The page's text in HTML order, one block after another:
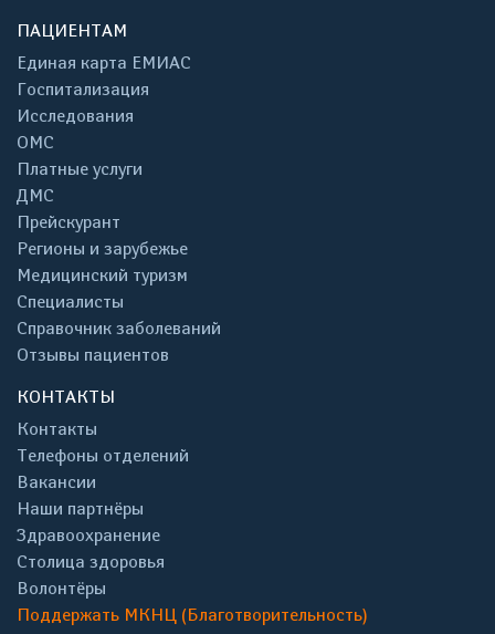
ПАЦИЕНТАМ
Единая карта ЕМИАС
Госпитализация
Исследования
ОМС
Платные услуги
ДМС
Прейскурант
Регионы и зарубежье
Медицинский туризм
Специалисты
Справочник заболеваний
Отзывы пациентов
КОНТАКТЫ
Контакты
Телефоны отделений
Вакансии
Наши партнёры
Здравоохранение
Столица здоровья
Волонтёры
Поддержать МКНЦ (Благотворительность)